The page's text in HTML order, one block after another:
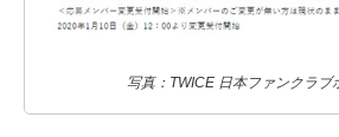
写真：TWICE 日本ファンクラブ